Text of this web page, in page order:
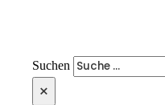
Suchen
×